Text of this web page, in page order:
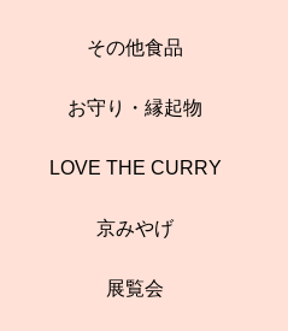
その他食品
お守り・縁起物
LOVE THE CURRY
京みやげ
展覧会